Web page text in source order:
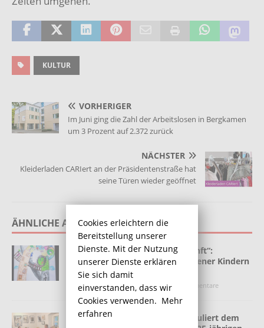
KULTUR
VORHERIGER
Im Juni ging die Zahl der Arbeitslosen in Bergkamen
um 3 Prozent auf 2.372 zurück
NÄCHSTER
Kleiderladen CARIert an der Präsidentenstraße hat
seine Türen wieder geöffnet
ÄHNLICHE ARTIKEL
Kunstprojekt „Blick in die Zukunft“:
Bewegende Bilder von Bergkamener Kindern
sind eingegangen
9. April 2021 Redaktion
Kommentare
Die kunstwerkstatt sohle 1 gratuliert dem
Cookies erleichtern die
Bereitstellung unserer
Dienste. Mit der Nutzung
unserer Dienste erklären
Sie sich damit
einverstanden, dass wir
Cookies verwenden. Mehr
erfahren